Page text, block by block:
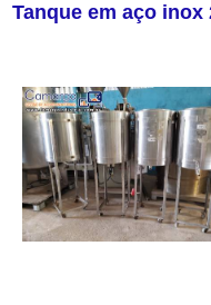
Tanque em aço inox